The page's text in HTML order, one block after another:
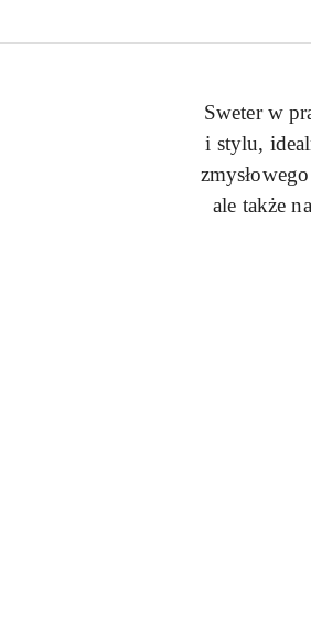
Sweter w
i stylu,
ale także